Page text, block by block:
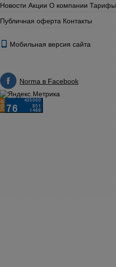
Новости Акции О компании Тарифы
Публичная оферта Контакты
Мобильная версия сайта
Norma в Facebook